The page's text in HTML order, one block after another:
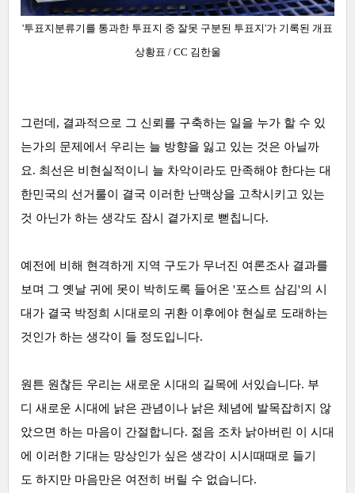
'투표지분류기를 통과한 투표지 중 잘못 구분된 투표지'가 기록된 개표
상황표 / CC 김한울
그런데, 결과적으로 그 신뢰를 구축하는 일을 누가 할 수 있
는가의 문제에서 우리는 늘 방향을 잃고 있는 것은 아닐까
요. 최선은 비현실적이니 늘 차악이라도 만족해야 한다는 대
한민국의 선거룰이 결국 이러한 난맥상을 고착시키고 있는
것 아닌가 하는 생각도 잠시 곁가지로 뻗칩니다.
예전에 비해 현격하게 지역 구도가 무너진 여론조사 결과를
보며 그 옛날 귀에 못이 박히도록 들어온 '포스트 삼김'의 시
대가 결국 박정희 시대로의 귀환 이후에야 현실로 도래하는
것인가 하는 생각이 들 정도입니다.
원튼 원찮든 우리는 새로운 시대의 길목에 서있습니다. 부
디 새로운 시대에 낡은 관념이나 낡은 체념에 발목잡히지 않
았으면 하는 마음이 간절합니다. 젊음 조차 낡아버린 이 시대
에 이러한 기대는 망상인가 싶은 생각이 시시때때로 들기
도 하지만 마음만은 여전히 버릴 수 없습니다.